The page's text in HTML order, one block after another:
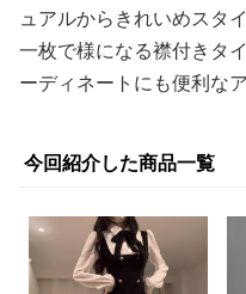
ュアルからきれいめスタ
一枚で様になる襟付きタ
ーディネートにも便利な
今回紹介した商品一覧